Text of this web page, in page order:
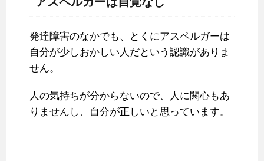
発達障害のなかでも、とくにアスペルガーは
自分が少しおかしい人だという認識がありま
せん。
人の気持ちが分からないので、人に関心もあ
りませんし、自分が正しいと思っています。